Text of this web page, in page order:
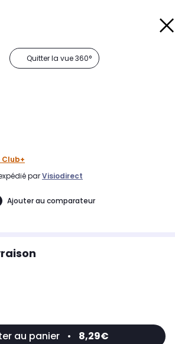
Quitter la vue 360°
Club+
parVisiodirect
Ajouter au comparateur
au panier • 8,29€